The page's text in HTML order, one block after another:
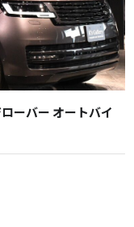
ーバー オートバイ